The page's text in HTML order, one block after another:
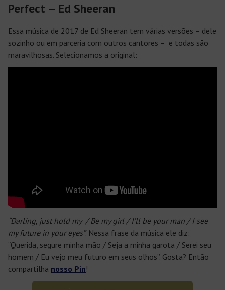
Perfect – Ed Sheeran
Essa música de 2017 de Ed Sheeran tem várias versões – dele
sozinho ou em parceria com outros cantores – e todas são
maravilhosas. Selecionamos a original:
“Darling, just hold my / Be my girl / I’ll be your man / I see
my future in your eyes”. Nessa frase da música ele diz:
“Querida, segure minha mão / Seja a minha garota / Serei seu
homem / Eu vejo meu futuro em seus olhos”. Gosta? Então
compartilha nosso Pin!